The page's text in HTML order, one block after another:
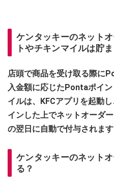
ケンタッキーのネット
トやチキンマイルは貯ま
店頭で商品を受け取る際に
入金額に応じたPontaポイ
イルは、KFCアプリを起動
インした上でネットオーダ
の翌日に自動で付与されます
ケンタッキーのネット
る？